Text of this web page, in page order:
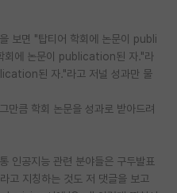
보면 "탑티어 학회에 논문이 publi
회에 논문이 publication된 자."라
된 자."라고 저널 성과만 물
만큼 학회 논문을 성과로 받아드려
인공지능 관련 분야들은 구두발표
고 지칭하는 것도 저 댓글을 보고